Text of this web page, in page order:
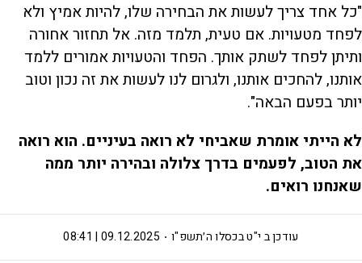
"כל אחד צריך לעשות את הבחירה שלו, להיות אמיץ ולא
לפחד מטעויות. אם טעית, תלמד מזה. אל תחזור אחורה
ותיתן לפחד לשתק אותך. הפחד והטעויות אמורים ללמד
אותנו, להחכים אותנו, ולגרום לנו לעשות את זה נכון וטוב
יותר בפעם הבאה".
לא הייתי אומרת שאביחי לא רואה בעיניים. הוא רואה
את הטוב, לפעמים בדרך צלולה ובהירה יותר ממה
שאנחנו רואים.
י"ט בכסלו ה׳תשפ"ו 09.12.2025 | 08:41 עודכן ב